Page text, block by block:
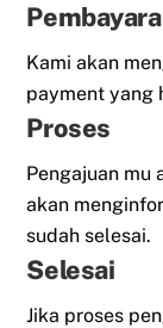
Kami akan
payment yang
Proses
Pengajuan mu
akan
sudah selesai.
Selesai
Jika proses